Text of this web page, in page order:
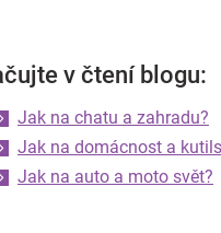
v čtení blogu:
Jak na chatu a zahradu?
Jak na domácnost a
Jak na auto a moto svět?